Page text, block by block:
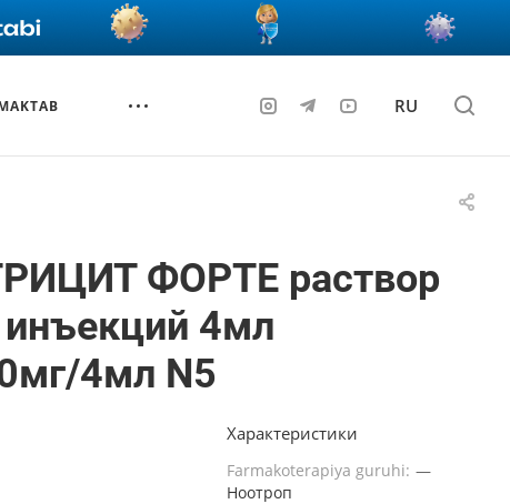
RU
ФОРТЕ раствор
4мл
4мл N5
Характеристики
Farmakoterapiya guruhi: —
Ноотроп